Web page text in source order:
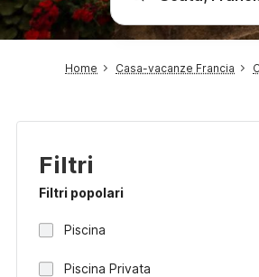
Home Casa-vacanze Francia
Filtri
Filtri popolari
Piscina
Piscina Privata